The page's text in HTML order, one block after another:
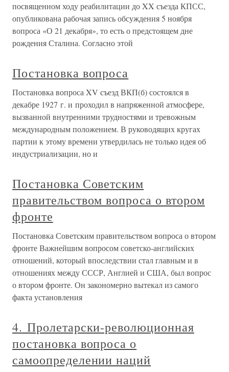
посвященном ходу реабилитации до XX съезда КПСС,
опубликована рабочая запись обсуждения 5 ноября
вопроса «О 21 декабря», то есть о предстоящем дне
рождения Сталина. Согласно этой
Постановка вопроса
Постановка вопроса XV съезд ВКП(б) состоялся в
декабре 1927 г. и проходил в напряженной атмосфере,
вызванной внутренними трудностями и тревожным
международным положением. В руководящих кругах
партии к этому времени утвердилась не только идея об
индустриализации, но и
Постановка Советским
правительством вопроса о втором
фронте
Постановка Советским правительством вопроса о втором
фронте Важнейшим вопросом советско-английских
отношений, который впоследствии стал главным и в
отношениях между СССР, Англией и США, был вопрос
о втором фронте. Он закономерно вытекал из самого
факта установления
4. Пролетарски-революционная
постановка вопроса о
самоопределении наций